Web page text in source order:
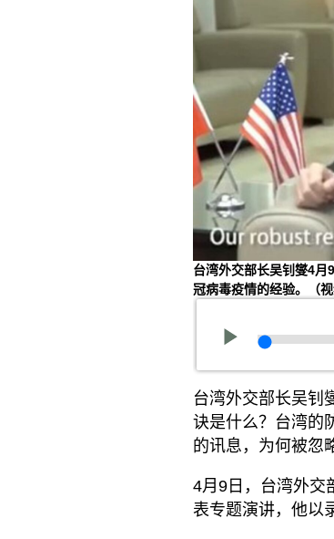
台湾外交部长吴钊燮4月
冠病毒疫情的经验。（视
台湾外交部长吴钊
诀是什么？台湾的
的讯息，为何被忽
4月9日，台湾外交
表专题演讲，他以